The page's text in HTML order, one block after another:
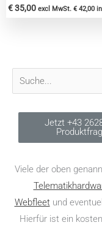
€35,00 excl MwSt. € 42,00
Jetzt +43
Viele der oben
Webfleetund
Hierfür ist ein